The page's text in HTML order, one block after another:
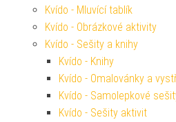
Kvído - Mluvící tablík
Kvído - Obrázkové aktivity
Kvído - Sešity a knihy
Kvído - Knihy
Kvído - Omalovánky a
Kvído - Samolepkové
Kvído - Sešity aktivit